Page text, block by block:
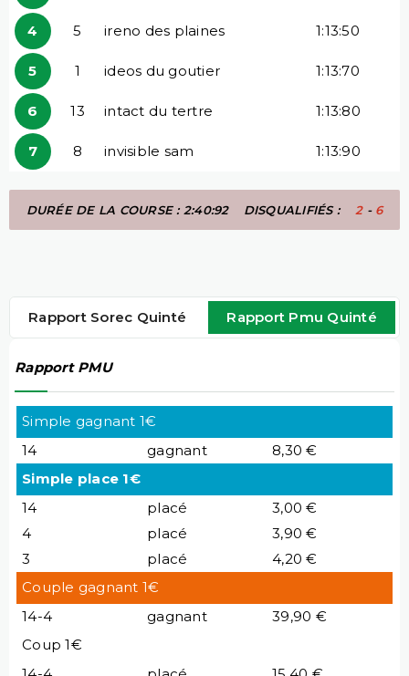
4 5 ireno des plaines 1:13:50
5 1 ideos du goutier 1:13:70
6 13 intact du tertre 1:13:80
7 8 invisible sam 1:13:90
DURÉE DE LA COURSE : 2:40:92 DISQUALIFIÉS : 2- 6
Rapport Sorec Quinté Rapport Pmu Quinté
Rapport PMU
Simple gagnant 1€
14
gagnant
8,30 €
Simple place 1€
14
placé
3,00 €
4
placé
3,90 €
3
placé
4,20 €
Couple gagnant 1€
14-4
gagnant
39,90 €
Coup 1€